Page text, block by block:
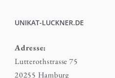
UNIKAT-LUCKNER.DE
Adresse:
Lutterothstrasse 75
20255 Hamburg